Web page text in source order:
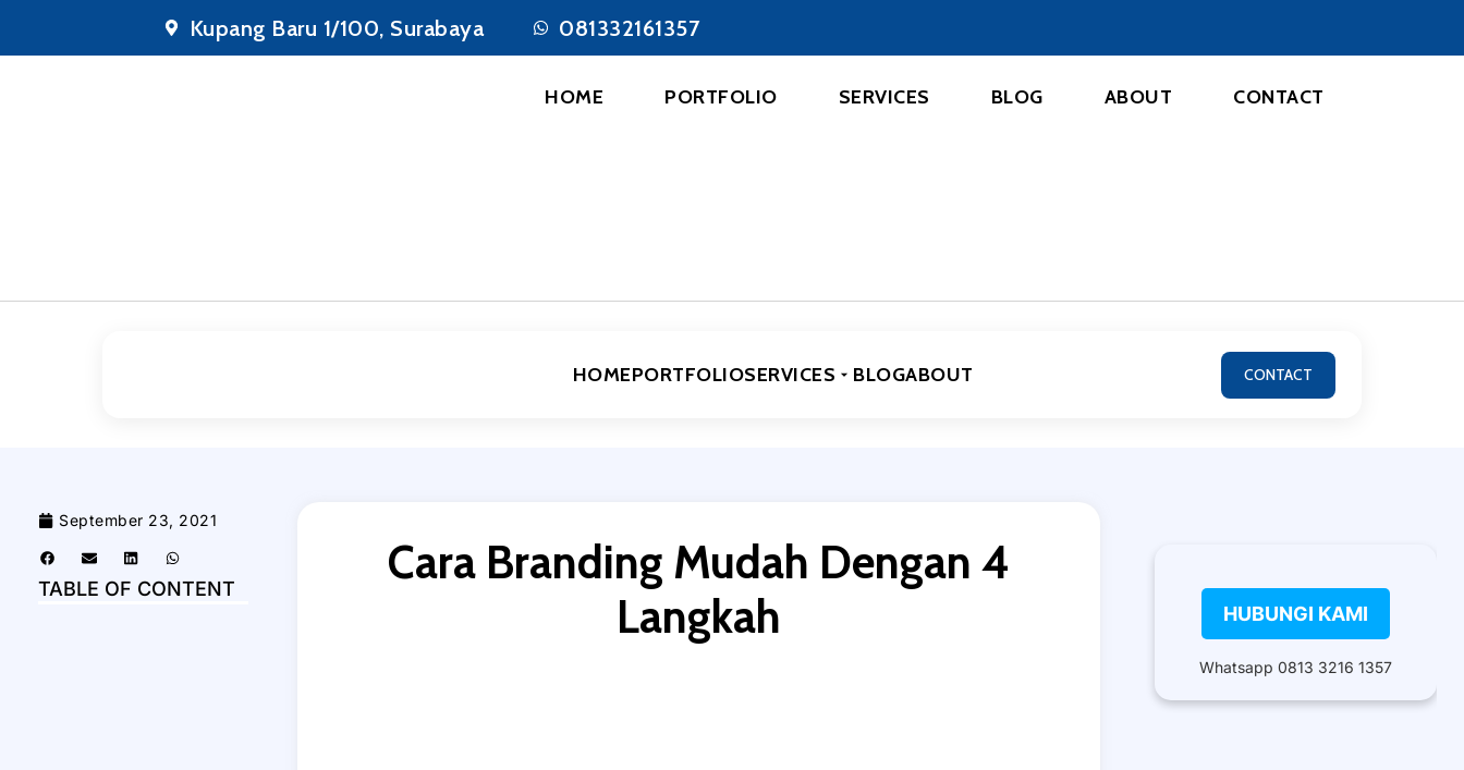
Kupang Baru 1/100, Surabaya 081332161357
HOME PORTFOLIO SERVICES BLOG ABOUT CONTACT
HOMEPORTFOLIOSERVICES BLOGABOUT CONTACT
September 23, 2021
TABLE OF CONTENT
Cara Branding Mudah Dengan 4
Langkah
HUBUNGI KAMI
Whatsapp 0813 3216 1357